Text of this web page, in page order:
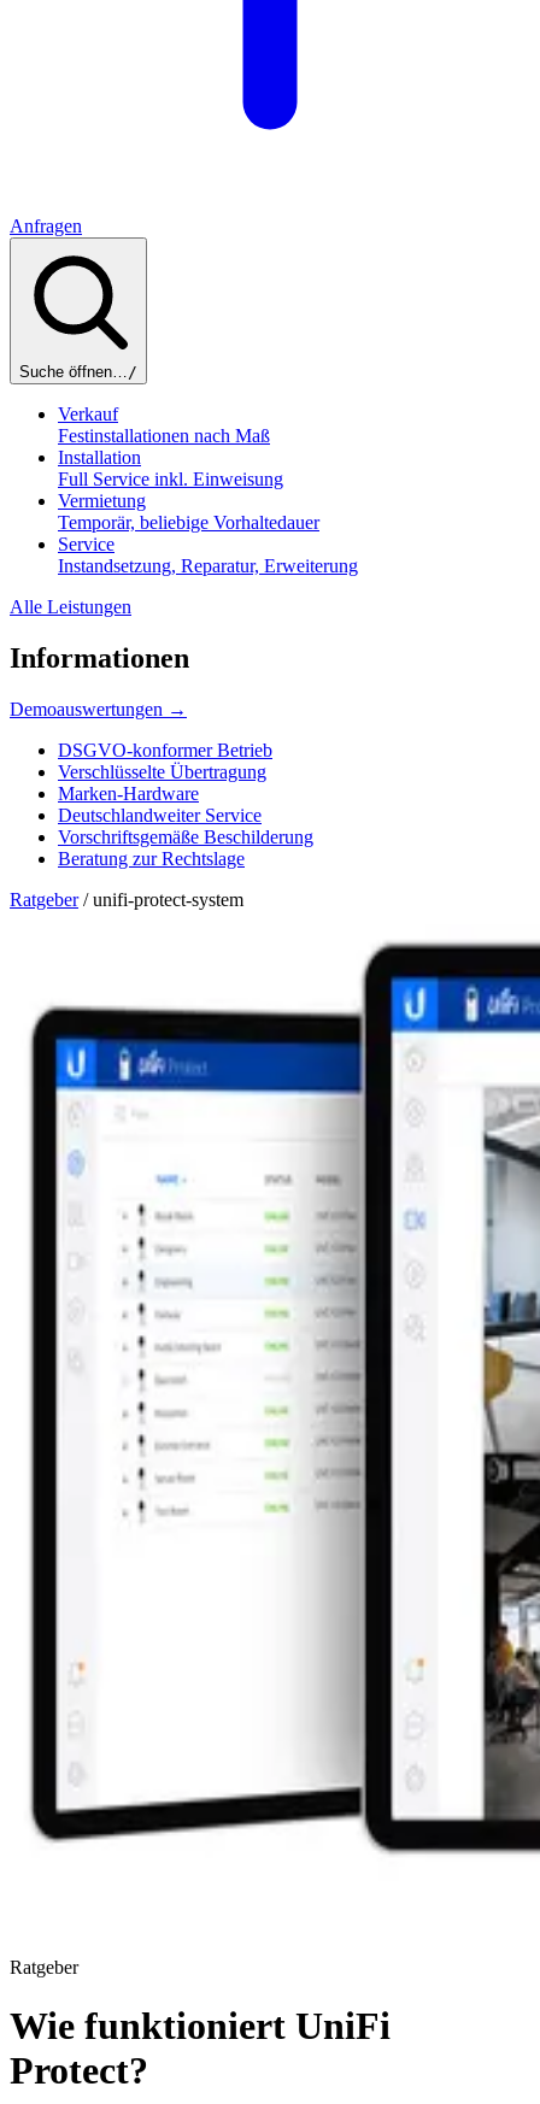
Anfragen
Suche öffnen… /
Verkauf
Festinstallationen nach Maß
Installation
Full Service inkl. Einweisung
Vermietung
Temporär, beliebige Vorhaltedauer
Service
Instandsetzung, Reparatur, Erweiterung
Alle Leistungen
Informationen
Demoauswertungen →
DSGVO-konformer Betrieb
Verschlüsselte Übertragung
Marken-Hardware
Deutschlandweiter Service
Vorschriftsgemäße Beschilderung
Beratung zur Rechtslage
Ratgeber /unifi-protect-system
Ratgeber
Wie funktioniert UniFi
Protect?